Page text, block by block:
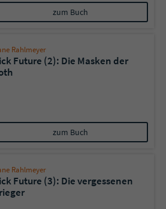
zum Buch
Rahlmeyer
Future (2): Die Masken der
zum Buch
Rahlmeyer
Future (3): Die vergessenen